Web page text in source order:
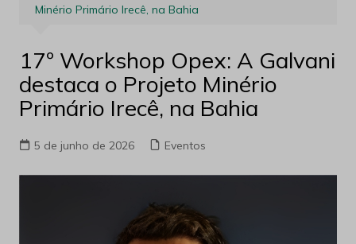
Minério Primário Irecê, na Bahia
17º Workshop Opex: A Galvani
destaca o Projeto Minério
Primário Irecê, na Bahia
5 de junho de 2026 Eventos